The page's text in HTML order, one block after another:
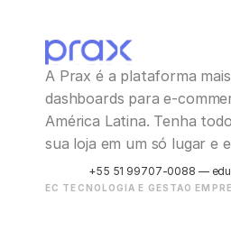
A Prax é a plataforma
dashboards para e-
América Latina. Tenha
sua loja em um só lugar e
+55 51 99707-0088 —
EC TECNOLOGIA E GESTAO